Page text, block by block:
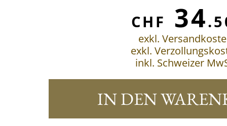
CHF 34
exkl.
exkl.
inkl. Schweizer
IN DEN